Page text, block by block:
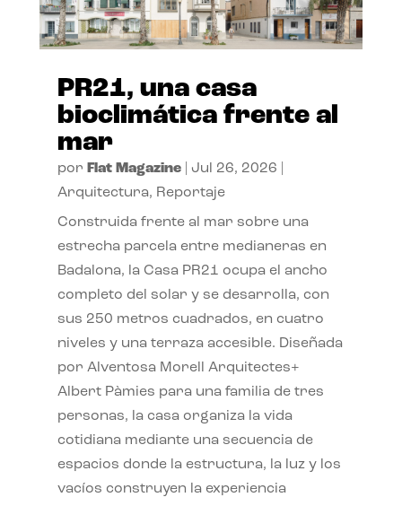
PR21, una casa
bioclimática frente al
mar
por Flat Magazine| Jul 26, 2026
Arquitectura, Reportaje
Construida frente al mar sobre una
estrecha parcela entre medianeras en
Badalona, la Casa PR21 ocupa el ancho
completo del solar y se desarrolla, con
sus 250 metros cuadrados, en cuatro
niveles y una terraza accesible. Diseñada
por Alventosa Morell Arquitectes+
Albert Pàmies para una familia de tres
personas, la casa organiza la vida
cotidiana mediante una secuencia de
espacios donde la estructura, la luz y los
vacíos construyen la experiencia